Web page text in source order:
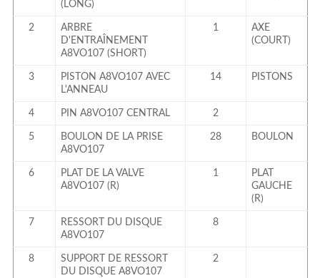
(LONG)
2
ARBRE
D'ENTRAÎNEMENT
A8VO107 (SHORT)
1
AXE
(COURT)
3
PISTON A8VO107 AVEC
L'ANNEAU
14 PISTONS
4 PIN A8VO107 CENTRAL 2
5
BOULON DE LA PRISE
A8VO107
28 BOULON
6
PLAT DE LA VALVE
A8VO107 (R)
1
PLAT
GAUCHE
(R)
7
RESSORT DU DISQUE
A8VO107
8
8
SUPPORT DE RESSORT
DU DISQUE A8VO107
2